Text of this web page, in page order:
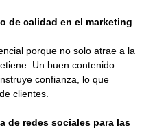
de calidad en el marketing
porque no solo atrae a la
Un buen contenido
confianza, lo que
clientes.
de redes sociales para las